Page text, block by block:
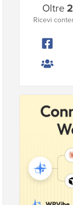
laterale
principale
Oltre
Ricevi